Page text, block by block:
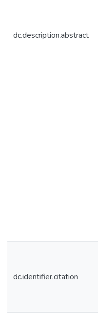
dc.description.abstract
dc.identifier.citation